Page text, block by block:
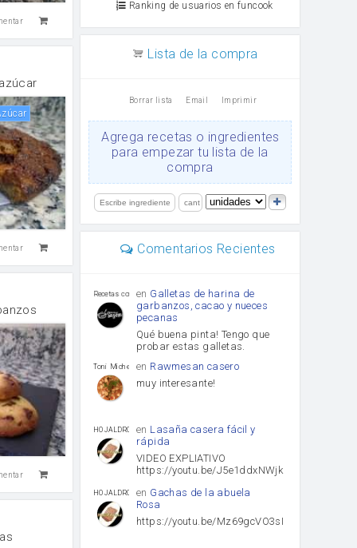
Azúcar
Ranking de usuarios en funcook
Lista de la compra
Borrar lista Email Imprimir
Agrega recetas o ingredientes
para empezar tu lista de la
compra
Comentarios Recientes
Recetas con sazon
en Galletas de harina de
garbanzos, cacao y nueces
pecanas
Qué buena pinta! Tengo que
probar estas galletas.
Toni Michel Caubet
en Rawmesan casero
muy interesante!
HOJALDROSA TV
en Lasaña casera fácil y
rápida
VIDEO EXPLIATIVO
https://youtu.be/J5e1ddxNWjk
HOJALDROSA TV
en Gachas de la abuela
Rosa
https://youtu.be/Mz69gcVO3sI